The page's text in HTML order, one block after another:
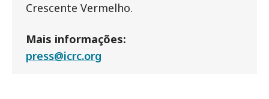
Crescente Vermelho.
Mais informações:
press@icrc.org